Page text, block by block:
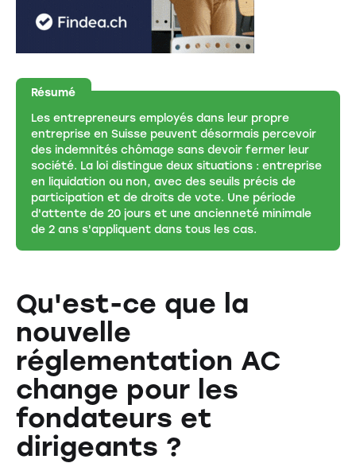
Résumé
Les entrepreneurs employés dans leur propre
entreprise en Suisse peuvent désormais percevoir
des indemnités chômage sans devoir fermer leur
société. La loi distingue deux situations : entreprise
en liquidation ou non, avec des seuils précis de
participation et de droits de vote. Une période
d'attente de 20 jours et une ancienneté minimale
de 2 ans s'appliquent dans tous les cas.
Qu'est-ce que la
nouvelle
réglementation AC
change pour les
fondateurs et
dirigeants ?